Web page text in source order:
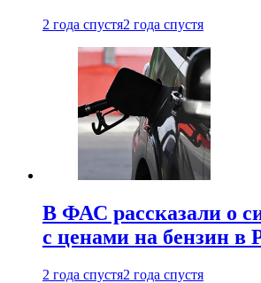
2 года спустя2 года спустя
В ФАС рассказали о
с ценами на бензин в
2 года спустя2 года спустя